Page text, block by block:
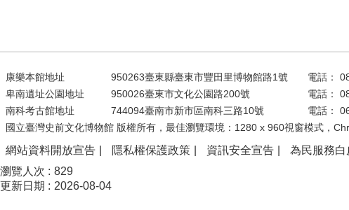
康樂本館地址 950263臺東縣臺東市豐田里博物館路1號 電話：
卑南遺址公園地址
950026臺東市文化公園路200號 電話：
南科考古館地址
744094臺南市新市區南科三路10號 電話：
國立臺灣史前文化博物館 版權所有，最佳瀏覽環境：1280 x 960視窗模式，
網站資料開放宣告 隱私權保護政策 資訊安全宣告 為民服務白
瀏覽人次
829
更新日期
2026-08-04